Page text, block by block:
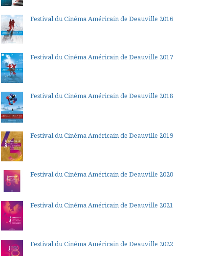
Festival du Cinéma Américain de Deauville 2016
Festival du Cinéma Américain de Deauville 2017
Festival du Cinéma Américain de Deauville 2018
Festival du Cinéma Américain de Deauville 2019
Festival du Cinéma Américain de Deauville 2020
Festival du Cinéma Américain de Deauville 2021
Festival du Cinéma Américain de Deauville 2022